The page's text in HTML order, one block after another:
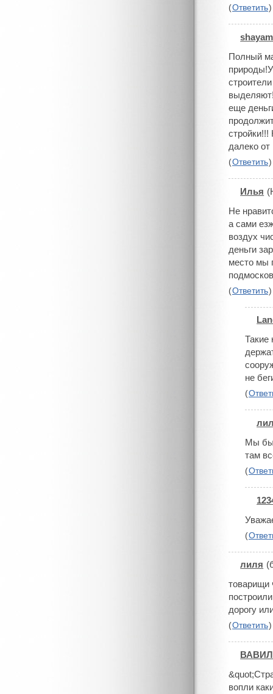
(Ответить)
#
Полный
еще
стройки!!!
далеко
(Ответить)
#Илья
Не
а сами
воздух
деньги
место мы
(Ответить)
Такие
не
(
#
Мы бы
там
(
#
(
#лиля
товарищи
дорогу
(Ответить)
#
вопли